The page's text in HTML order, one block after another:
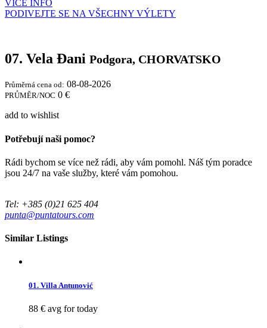
VÍCE INFO
PODIVEJTE SE NA VŠECHNY VÝLETY
07. Vela Đani Podgora, CHORVATSKO
Průměrná cena od: 08-08-2026
PRŮMĚR/NOC 0 €
add to wishlist
Potřebují naši pomoc?
Rádi bychom se více než rádi, aby vám pomohl. Náš tým poradce
jsou 24/7 na vaše služby, které vám pomohou.
Tel: +385 (0)21 625 404
punta@puntatours.com
Similar Listings
01. Villa Antunović
88 € avg for today